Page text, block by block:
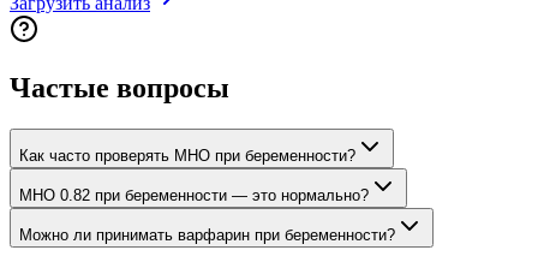
Частые вопросы
Как часто проверять МНО при беременности?
МНО 0.82 при беременности — это нормально?
Можно ли принимать варфарин при беременности?